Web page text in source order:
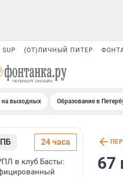
(ОТ)ЛИЧНЫЙ ПИТЕР
на выходных Образование в
24 часа
в клуб Басты:
67